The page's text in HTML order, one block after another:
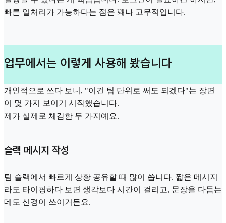
빠른 일처리가 가능하다는 점은 꽤나 고무적입니다.
업무에서는 이렇게 사용해 봤습니다
개인적으로 쓰다 보니, "이건 팀 단위로 써도 되겠다"는 장면
이 몇 가지 보이기 시작했습니다.
제가 실제로 체감한 두 가지예요.
슬랙 메시지 작성
팀 슬랙에서 빠르게 상황 공유할 때 많이 씁니다. 짧은 메시지
라도 타이핑하다 보면 생각보다 시간이 걸리고, 문장을 다듬는
데도 신경이 쓰이거든요.